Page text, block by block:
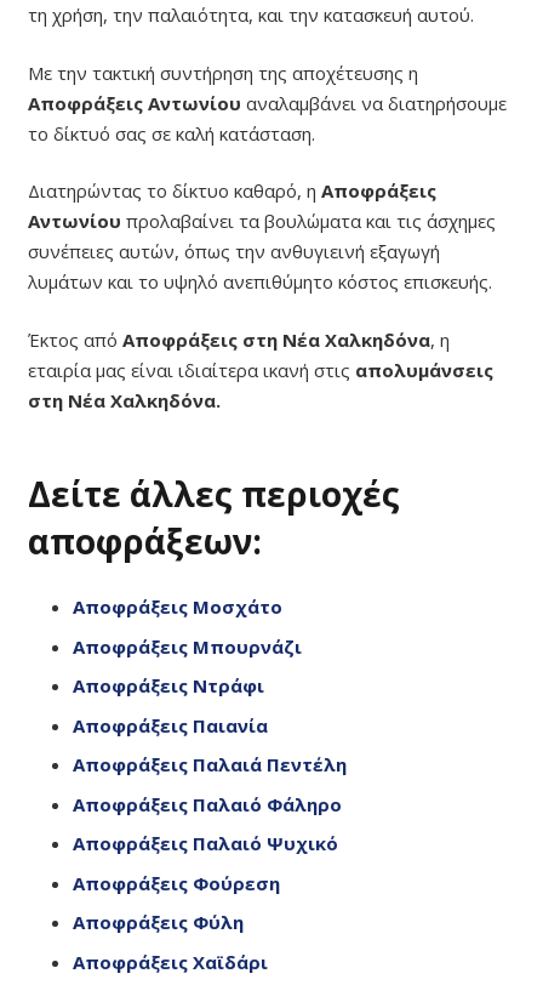
τη χρήση, την παλαιότητα, και την κατασκευή αυτού.
Με την τακτική συντήρηση της αποχέτευσης η
Αποφράξεις Αντωνίου αναλαμβάνει να διατηρήσουμε
το δίκτυό σας σε καλή κατάσταση.
Διατηρώντας το δίκτυο καθαρό, η Αποφράξεις
Αντωνίου προλαβαίνει τα βουλώματα και τις άσχημες
συνέπειες αυτών, όπως την ανθυγιεινή εξαγωγή
λυμάτων και το υψηλό ανεπιθύμητο κόστος επισκευής.
Έκτος από Αποφράξεις στη Νέα Χαλκηδόνα, η
εταιρία μας είναι ιδιαίτερα ικανή στις απολυμάνσεις
στη Νέα Χαλκηδόνα.
Δείτε άλλες περιοχές
αποφράξεων:
Αποφράξεις Μοσχάτο
Αποφράξεις Μπουρνάζι
Αποφράξεις Ντράφι
Αποφράξεις Παιανία
Αποφράξεις Παλαιά Πεντέλη
Αποφράξεις Παλαιό Φάληρο
Αποφράξεις Παλαιό Ψυχικό
Αποφράξεις Φούρεση
Αποφράξεις Φύλη
Αποφράξεις Χαϊδάρι